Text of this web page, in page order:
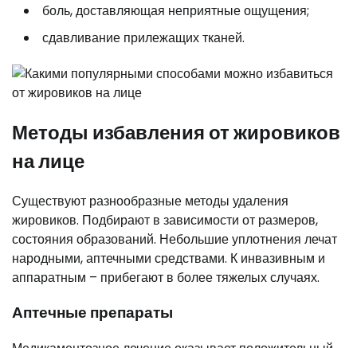
боль, доставляющая неприятные ощущения;
сдавливание прилежащих тканей.
Методы избавления от жировиков
на лице
Существуют разнообразные методы удаления
жировиков. Подбирают в зависимости от размеров,
состояния образований. Небольшие уплотнения лечат
народными, аптечными средствами. К инвазивным и
аппаратным – прибегают в более тяжелых случаях.
Аптечные препараты